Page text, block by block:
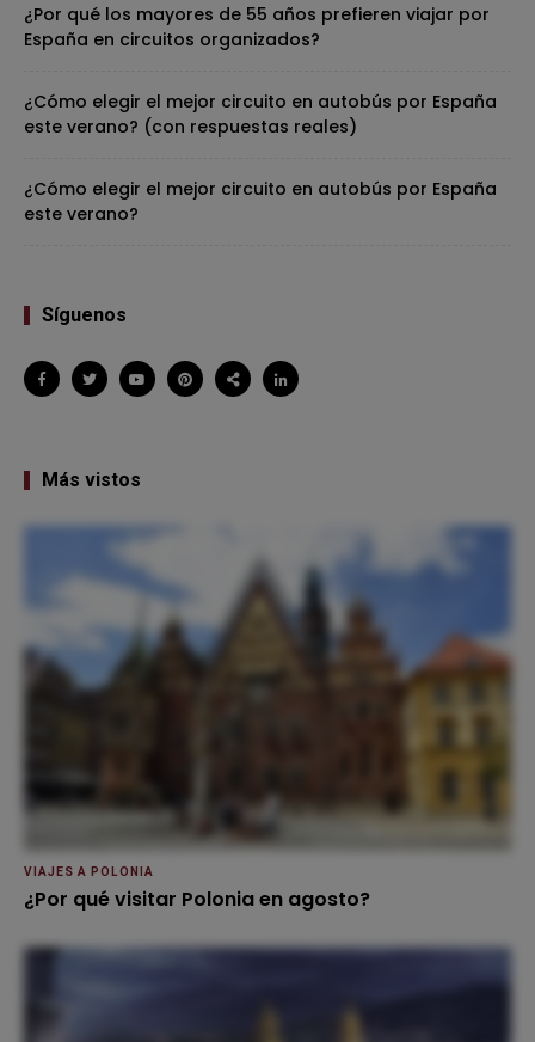
¿Por qué los mayores de 55 años prefieren viajar por
España en circuitos organizados?
¿Cómo elegir el mejor circuito en autobús por España
este verano? (con respuestas reales)
¿Cómo elegir el mejor circuito en autobús por España
este verano?
Síguenos
Más vistos
VIAJES A POLONIA
¿Por qué visitar Polonia en agosto?